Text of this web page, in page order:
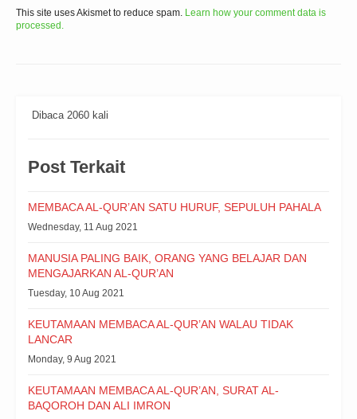
This site uses Akismet to reduce spam. Learn how your comment data is
processed.
Dibaca 2060 kali
Post Terkait
MEMBACA AL-QUR’AN SATU HURUF, SEPULUH PAHALA
Wednesday, 11 Aug 2021
MANUSIA PALING BAIK, ORANG YANG BELAJAR DAN
MENGAJARKAN AL-QUR’AN
Tuesday, 10 Aug 2021
KEUTAMAAN MEMBACA AL-QUR’AN WALAU TIDAK
LANCAR
Monday, 9 Aug 2021
KEUTAMAAN MEMBACA AL-QUR’AN, SURAT AL-
BAQOROH DAN ALI IMRON